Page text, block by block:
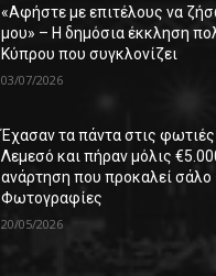
«Αφήστε με επιτέλους να
μου» – Η δημόσια έκκληση
Κύπρου που συγκλονίζει
03/07/2026
Έχασαν τα πάντα στις
Λεμεσό και πήραν μόλις
ανάρτηση που προκαλεί σάλο
Φωτογραφίες
20/05/2026